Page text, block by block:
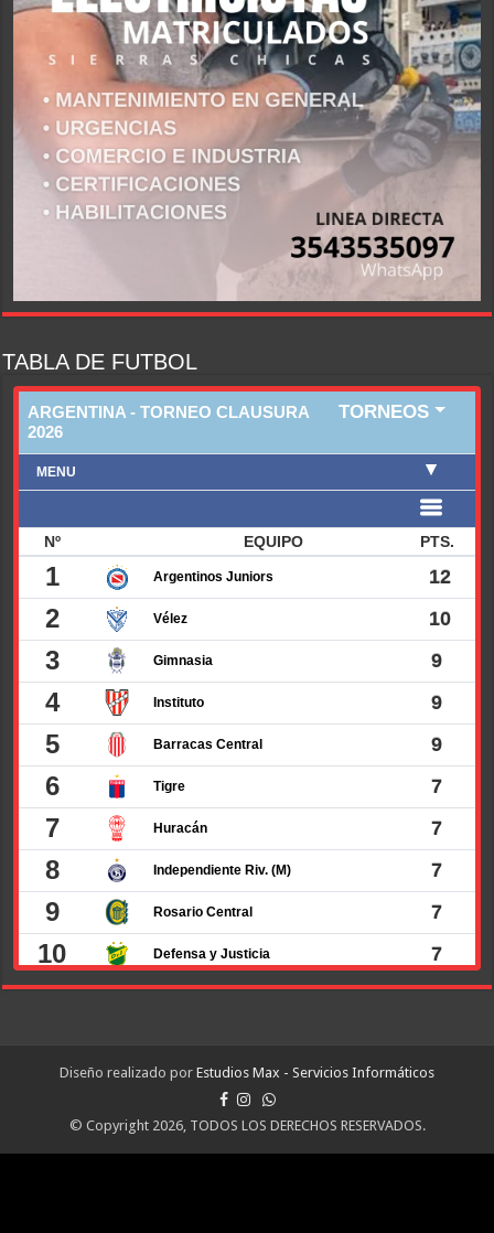
TABLA DE FUTBOL
Diseño realizado por Estudios Max - Servicios Informáticos
© Copyright 2026, TODOS LOS DERECHOS RESERVADOS.